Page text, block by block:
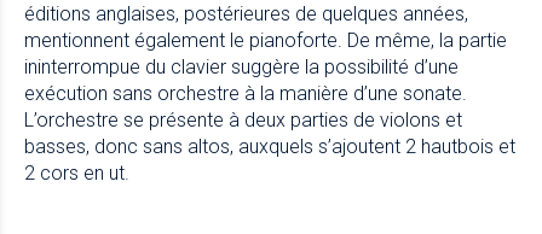
éditions anglaises, postérieures de quelques années,
mentionnent également le pianoforte. De même, la partie
ininterrompue du clavier suggère la possibilité d’une
exécution sans orchestre à la manière d’une sonate.
L’orchestre se présente à deux parties de violons et
basses, donc sans altos, auxquels s’ajoutent 2 hautbois et
2 cors en ut.